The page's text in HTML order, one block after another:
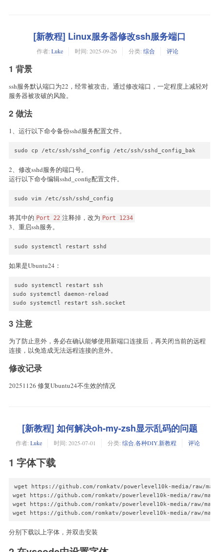
[新教程] Linux服务器修改ssh服务端口
作者: Luke 时间: 2025-09-26 分类: 综合 评论
1 背景
ssh服务默认端口为22，经常被攻击。通过修改端口，一定程度上减轻对
服务器被攻破的风险。
2 做法
1、运行以下命令备份sshd服务配置文件。
sudo cp /etc/ssh/sshd_config /etc/ssh/sshd_config_bak
2、修改sshd服务的端口号。
运行以下命令编辑sshd_config配置文件。
sudo vim /etc/ssh/sshd_config
将其中的 Port 22 注释掉，改为 Port 1234
3、重启ssh服务。
sudo systemctl restart sshd
如果是Ubuntu24：
sudo systemctl restart ssh
sudo systemctl daemon-reload
sudo systemctl restart ssh.socket
3 注意
为了防止意外，务必在确认能够使用新端口连接后，再关闭当前的远程
连接，以免造成无法远程连接的意外。
修改记录
20251126 修复Ubuntu24不生效的情况
[新教程] 如何解决oh-my-zsh显示乱码的问题
作者: Luke 时间: 2025-07-01 分类: 综合 各种DIY,新教程 评论
1 字体下载
wget https://github.com/romkatv/powerlevel10k-media/raw/
wget https://github.com/romkatv/powerlevel10k-media/raw/
wget https://github.com/romkatv/powerlevel10k-media/raw/
wget https://github.com/romkatv/powerlevel10k-media/raw/
分别下载以上字体，并双击安装